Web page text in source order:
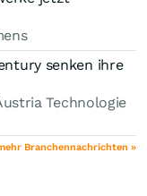
senken ihre
Technologie
Branchennachrichten »